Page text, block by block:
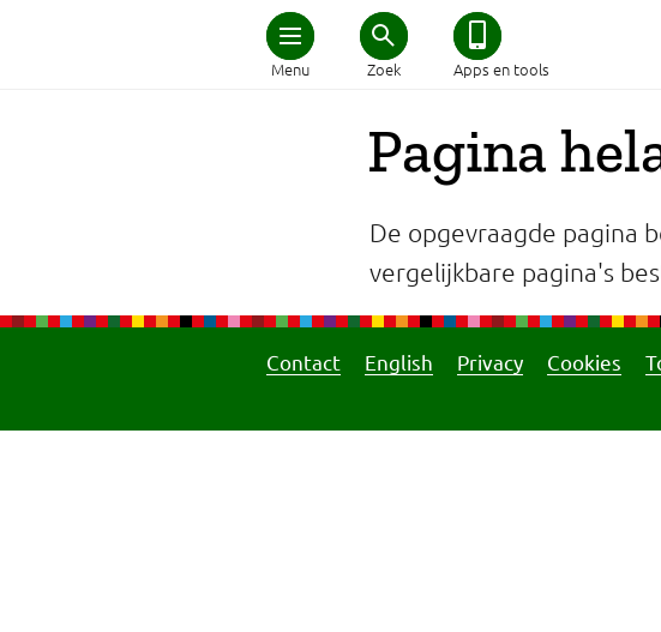
Menu Zoek Apps en tools
Home
Schijf van Vijf
Afvallen
Zwanger en kind
Pagina
De opgevraagde pagina
vergelijkbare pagina's
Contact English Privacy Cookies